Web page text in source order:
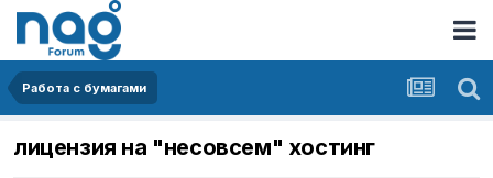
Работа с бумагами
лицензия на "несовсем" хостинг